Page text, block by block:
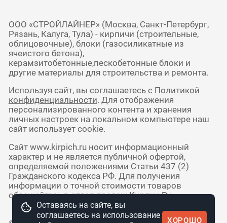
ООО «СТРОЙЛАЙНЕР» (Москва, Санкт-Петербург,
Рязань, Калуга, Тула) - кирпичи (строительные,
облицовочные), блоки (газосиликатные из
ячеистого бетона),
керамзитобетонные,пескобетонные блоки и
другие материалы для строительства и ремонта.
Используя сайт, вы соглашаетесь с Политикой
конфиденциальности. Для отображения
персонализированного контента и хранения
личных настроек на локальном компьютере наш
сайт использует cookie.
Сайт www.kirpich.ru носит информационный
характер и не является публичной офертой,
определяемой положениями Статьи 437 (2)
Гражданского кодекса РФ. Для получения
информации о точной стоимости товаров
обращайтесь в отдел продаж Кирпич Ру.
Оставаясь на сайте, вы
соглашаетесь на использование
ХОРОШО